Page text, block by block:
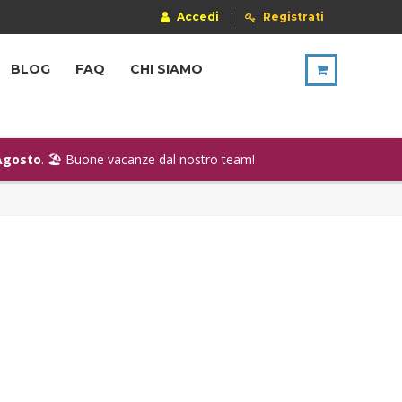
Accedi | Registrati
BLOG FAQ CHI SIAMO
. 🏖️ Buone vacanze dal nostro team!